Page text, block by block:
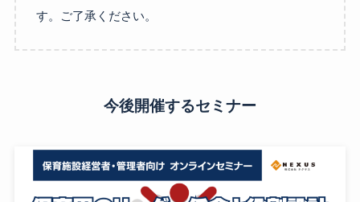
す。ご了承ください。
今後開催するセミナー